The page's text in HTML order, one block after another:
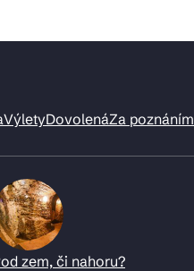
VýletyDovolenáZa poznáním
zem, či nahoru?